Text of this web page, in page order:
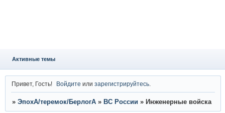
Активные темы
Привет, Гость! Войдите илизарегистрируйтесь
» ЭпохА/теремок/БерлогА » ВС России » Инженерные войска